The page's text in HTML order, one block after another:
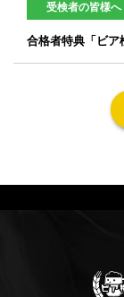
受検者の皆様へ